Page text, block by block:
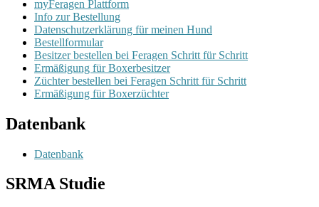
myFeragen Plattform
Info zur Bestellung
Datenschutzerklärung für meinen Hund
Bestellformular
Besitzer bestellen bei Feragen Schritt für Schritt
Ermäßigung für Boxerbesitzer
Züchter bestellen bei Feragen Schritt für Schritt
Ermäßigung für Boxerzüchter
Datenbank
Datenbank
SRMA Studie